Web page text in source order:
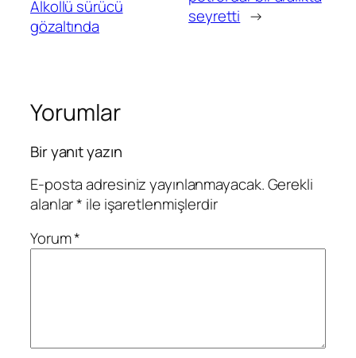
Alkollü sürücü
gözaltında
seyretti →
Yorumlar
Bir yanıt yazın
E-posta adresiniz yayınlanmayacak.Gerekli
alanlar* ile işaretlenmişlerdir
Yorum*